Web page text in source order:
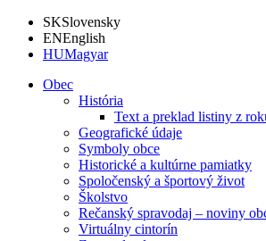
SKSlovensky
ENEnglish
HUMagyar
Obec
História
Text a preklad listiny z
Geografické údaje
Symboly obce
Historické a kultúrne pamiatky
Spoločenský a športový život
Školstvo
Rečanský spravodaj – noviny
Virtuálny cintorín